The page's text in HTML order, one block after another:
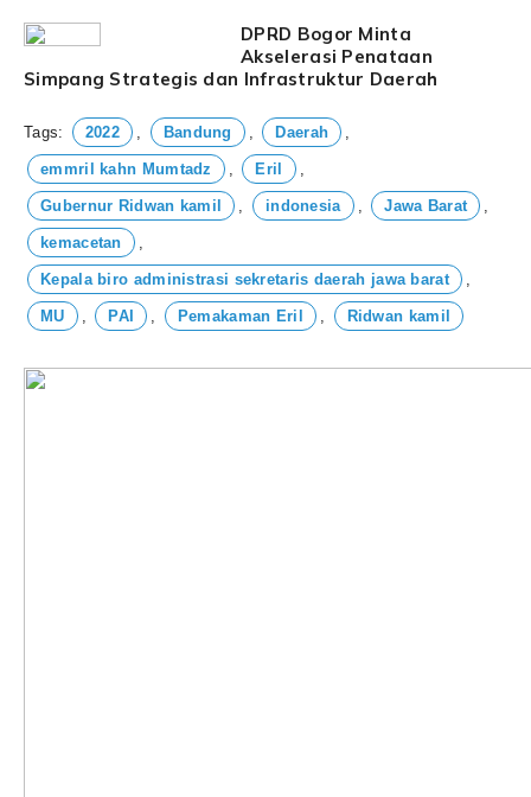
DPRD Bogor Minta
Akselerasi Penataan
Simpang Strategis dan Infrastruktur Daerah
Tags: 2022 , Bandung , Daerah ,
emmril kahn Mumtadz , Eril ,
Gubernur Ridwan kamil , indonesia , Jawa Barat ,
kemacetan ,
Kepala biro administrasi sekretaris daerah jawa barat ,
MU , PAI , Pemakaman Eril , Ridwan kamil